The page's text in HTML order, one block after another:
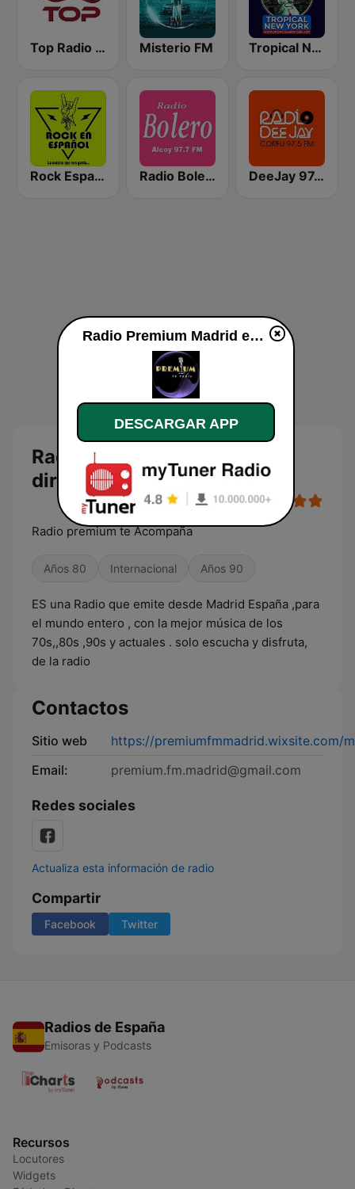
Top Radio | España Misterio FM Tropical New York Radio
Rock Español Radio Radio Bolero 97.7 DeeJay 97.5 Greece Corfu
Radio Premium Madrid en
directo
Radio premium te Acompaña
Años 80 Internacional Años 90
ES una Radio que emite desde Madrid España ,para
el mundo entero , con la mejor música de los
70s,,80s ,90s y actuales . solo escucha y disfruta,
de la radio
Contactos
Sitio web
https://premiumfmmadrid.wixsite.com/
Email:
premium.fm.madrid@gmail.com
Redes sociales
Actualiza esta información de radio
Compartir
Facebook Twitter
Radios de España
Emisoras y Podcasts
Recursos
Locutores
Widgets
Radio Premium Madrid en vivo
DESCARGAR APP